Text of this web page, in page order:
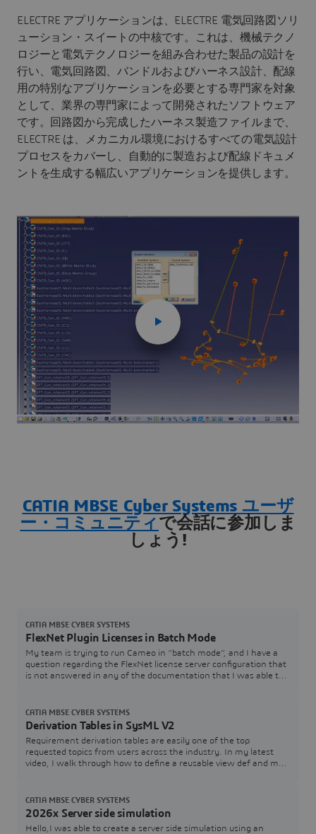
ELECTRE アプリケーションは、ELECTRE 電気回路図ソリ
ューション・スイートの中核です。これは、機械テクノ
ロジーと電気テクノロジーを組み合わせた製品の設計を
行い、電気回路図、バンドルおよびハーネス設計、配線
用の特別なアプリケーションを必要とする専門家を対象
として、業界の専門家によって開発されたソフトウェア
です。回路図から完成したハーネス製造ファイルまで、
ELECTRE は、メカニカル環境におけるすべての電気設計
プロセスをカバーし、自動的に製造および配線ドキュメ
ントを生成する幅広いアプリケーションを提供します。
CATIA MBSE Cyber Systems ユーザ
ー・コミュニティ で会話に参加しま
しょう!
FlexNet Plugin Licenses in Batch Mode
My team is trying to run Cameo in “batch mode”, and I have a
question regarding the FlexNet license server configuration that
is not answered in any of the documentation that I was able to
FL_SERVER_PORT), and I also see that I can specify a tool
edition (FL_EDITION). However, in th
CATIA MBSE CYBER SYSTEMS
Derivation Tables in SysML V2
Requirement derivation tables are easily one of the top
requested topics from users across the industry. In my latest
video, I walk through how to define a reusable view def and map
the SysML v2 code used in the video below to test and adapt for
your own models:How are you
CATIA MBSE CYBER SYSTEMS
2026x Server side simulation
Hello,I was able to create a server side simulation using an
CATIA MBSE CYBER SYSTEMS